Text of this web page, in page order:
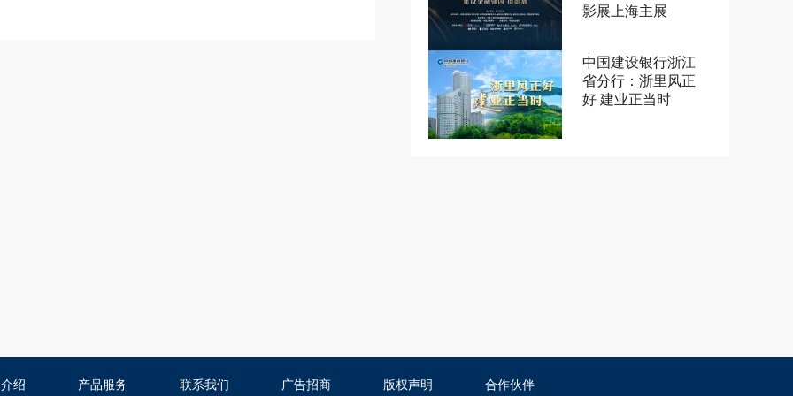
影展上海主展
中国建设银行浙江
省分行：浙里风正
好 建业正当时
绍 产品服务 联系我们 广告招商 版权声明 合作伙伴